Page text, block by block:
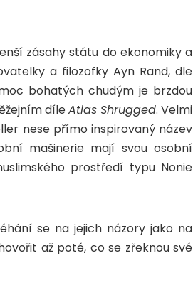
zásahy státu do ekonomiky a
a filozofky Ayn Rand, dle
bohatých chudým je brzdou
díleAtlas Shrugged. Velmi
nese přímo inspirovaný název
mašinerie mají svou osobní
prostředí typu Nonie
se na jejich názory jako na
až poté, co se zřeknou své